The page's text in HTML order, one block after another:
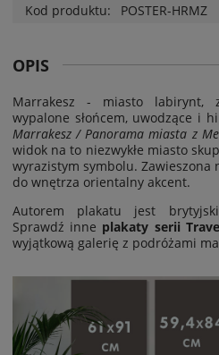
Kod produktu:
POSTER-HRMZ
OPIS
Marrakesz - miasto labirynt,
wypalone słońcem, uwodzące i
Marrakesz / Panorama miasta z
widok na to niezwykłe miasto
wyrazistym symbolu. Zawieszona
do wnętrza orientalny akcent.
Autorem plakatu jest
Sprawdź inne plakaty serii
wyjątkową galerię z podróżami